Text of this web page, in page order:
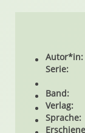
Autor*in:
Serie:
Band:
Verlag:
Sprache: